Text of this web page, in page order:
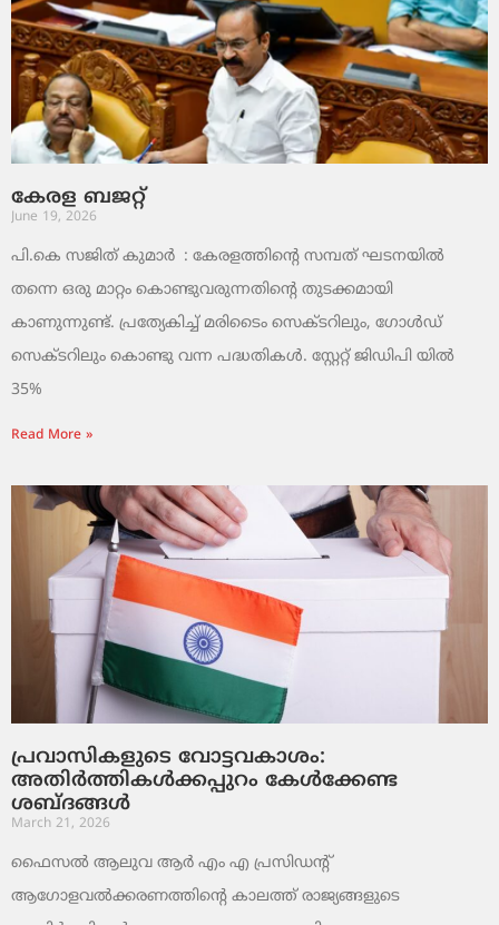
കേരള ബജറ്റ്
June 19, 2026
പി.കെ സജിത് കുമാര്‍ : കേരളത്തിന്റെ സമ്പത് ഘടനയിൽ
തന്നെ ഒരു മാറ്റം കൊണ്ടുവരുന്നതിന്റെ തുടക്കമായി
കാണുന്നുണ്ട്. പ്രത്യേകിച്ച് മരിടൈം സെക്ടറിലും, ഗോൾഡ്
സെക്ടറിലും കൊണ്ടു വന്ന പദ്ധതികൾ. സ്റ്റേറ്റ് ജിഡിപി യിൽ
35%
Read More »
പ്രവാസികളുടെ വോട്ടവകാശം:
അതിർത്തികൾക്കപ്പുറം കേൾക്കേണ്ട
ശബ്ദങ്ങൾ
March 21, 2026
ഫൈസൽ ആലുവ ആർ എം എ പ്രസിഡന്റ്
ആഗോളവൽക്കരണത്തിന്റെ കാലത്ത് രാജ്യങ്ങളുടെ